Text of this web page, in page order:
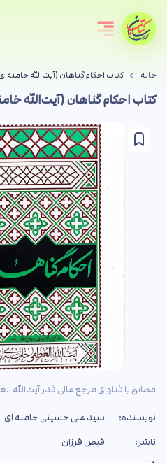
خانه کتاب احکام گناهان (آیت‌الله
کتاب احکام گناهان (آیت‌الله
مطابق با فتاوای مرجع عالی قدر آیت‌الله
نویسنده: سید علی حسینی خامنه ای
ناشر:
فیض فرزان